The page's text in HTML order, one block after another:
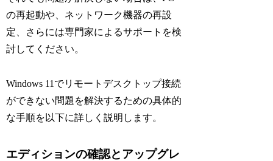
の再起動や、ネットワーク機器の再設
定、さらには専門家によるサポートを検
討してください。
Windows 11でリモートデスクトップ接続
ができない問題を解決するための具体的
な手順を以下に詳しく説明します。
エディションの確認とアップグレ